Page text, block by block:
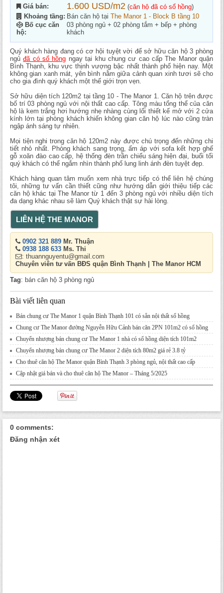
Giá bán: 1.600 USD/m2 (căn hộ đã có sổ hồng)
Khoảng tầng: Bán căn hộ tại The Manor 1 - Block B tầng 10
Bố cục căn
hộ:
03 phòng ngủ + 02 phòng tắm + bếp + phòng
khách
Quý khách hàng đang có cơ hội tuyệt vời để sở hữu căn hộ 3 phòng
ngủđã có sổ hồng ngay tại khu chung cư cao cấp The Manor quận
Bình Thạnh, khu vực thịnh vượng bậc nhất thành phố hiện nay. Một
không gian xanh mát, yên bình nằm giữa cảnh quan xinh tươi sẽ cho
cho gia đình quý khách một thế giới trọn vẹn.
Sở hữu diện tích 120m2 tại tầng 10 - The Manor 1. Căn hộ trên được
bố trí 03 phòng ngủ với nội thất cao cấp. Tông màu tổng thể của căn
hộ là kem trắng hơi hướng nhẹ nhàng cùng lối thiết kế mở với 2 cửa
kính lớn tại phòng khách khiến không gian căn hộ lúc nào cũng tràn
ngập ánh sáng tự nhiên.
Mọi tiện nghi trong căn hộ 120m2 này được chú trọng đến những chi
tiết nhỏ nhất. Phòng khách sang trọng, ấm áp với sofa kết hợp ghế
gỗ xoăn đào cao cấp, hệ thống đèn trần chiếu sáng hiện đại, buổi tối
quý khách có thể ngắm nhìn thành phố lung linh ánh đèn tuyệt đẹp.
Khách hàng quan tâm muốn xem nhà trực tiếp có thể liên hệ chúng
tôi, những tư vấn cần thiết cũng như hướng dẫn giới thiệu tiếp các
căn hộ khác tại The Manor từ 1 đến 3 phòng ngủ với nhiều diện tích
đa dạng khác nhau sẽ làm Quý khách thật sự hài lòng.
LIÊN HỆ THE MANOR
0902 321 889 Mr. Thuận
0938 188 633 Ms. Thi
: thuannguyentu@gmail.com
Chuyên viên tư vấn BĐS quận Bình Thạnh | The Manor HCM
Tag: bán căn hộ 3 phòng ngủ
Bài viết liên quan
Bán chung cư The Manor 1 quận Bình Thạnh 101 có sẵn nội thất sổ hồng
Chung cư The Manor đường Nguyễn Hữu Cảnh bán căn 2PN 101m2 có sổ hồng
Chuyển nhượng bán chung cư The Manor 1 nhà có sổ hồng diện tích 101m2
Chuyển nhượng bán chung cư The Manor 2 diện tích 80m2 giá rẻ 3.8 tỷ
Cho thuê căn hộ The Manor quận Bình Thạnh 3 phòng ngủ, nội thất cao cấp
Cập nhật giá bán và cho thuê căn hộ The Manor – Tháng 5/2025
0 comments:
Đăng nhận xét